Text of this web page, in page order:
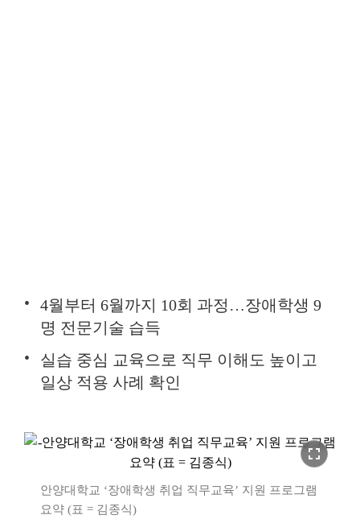
4월부터 6월까지 10회 과정…장애학생 9
명 전문기술 습득
실습 중심 교육으로 직무 이해도 높이고
일상 적용 사례 확인
fullscreen
안양대학교 ‘장애학생 취업 직무교육’ 지원 프로그램
요약 (표 = 김종식)